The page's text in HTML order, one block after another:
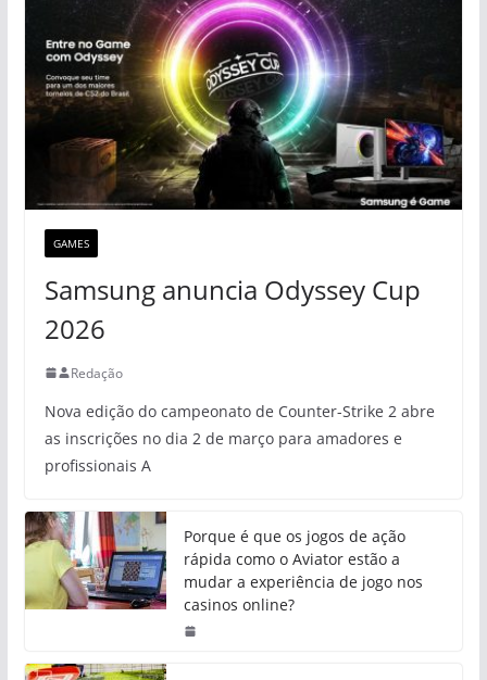
GAMES
Samsung anuncia Odyssey Cup
2026
Redação
Nova edição do campeonato de Counter-Strike 2 abre
as inscrições no dia 2 de março para amadores e
profissionais A
Porque é que os jogos de ação
rápida como o Aviator estão a
mudar a experiência de jogo nos
casinos online?